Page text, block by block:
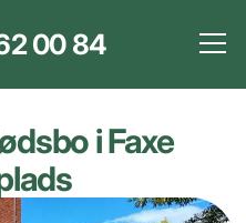
00 84
i Faxe